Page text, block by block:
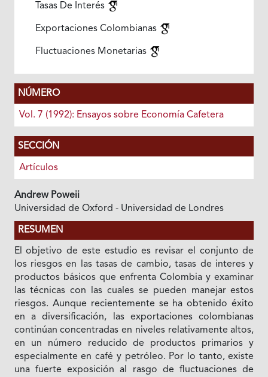
Tasas De Interés
Exportaciones Colombianas
Fluctuaciones Monetarias
NÚMERO
Vol. 7 (1992): Ensayos sobre Economía Cafetera
SECCIÓN
Artículos
Andrew Poweii
Universidad de Oxford - Universidad de Londres
RESUMEN
El objetivo de este estudio es revisar el conjunto de
los riesgos en las tasas de cambio, tasas de interes y
productos básicos que enfrenta Colombia y examinar
las técnicas con las cuales se pueden manejar estos
riesgos. Aunque recientemente se ha obtenido éxito
en a diversificación, las exportaciones colombianas
continúan concentradas en niveles relativamente altos,
en un número reducido de productos primarios y
especialmente en café y petróleo. Por lo tanto, existe
una fuerte exposición al rasgo de fluctuaciones de